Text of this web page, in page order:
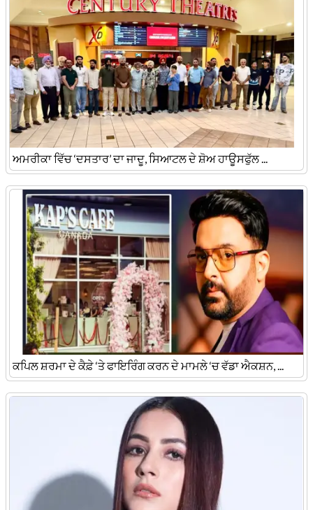
ਅਮਰੀਕਾ ਵਿੱਚ ‘ਦਸਤਾਰ’ ਦਾ ਜਾਦੂ, ਸਿਆਟਲ ਦੇ ਸ਼ੋਅ ਹਾਊਸਫੁੱਲ ...
ਕਪਿਲ ਸ਼ਰਮਾ ਦੇ ਕੈਫ਼ੇ ‘ਤੇ ਫਾਇਰਿੰਗ ਕਰਨ ਦੇ ਮਾਮਲੇ ‘ਚ ਵੱਡਾ ਐਕਸ਼ਨ, ...